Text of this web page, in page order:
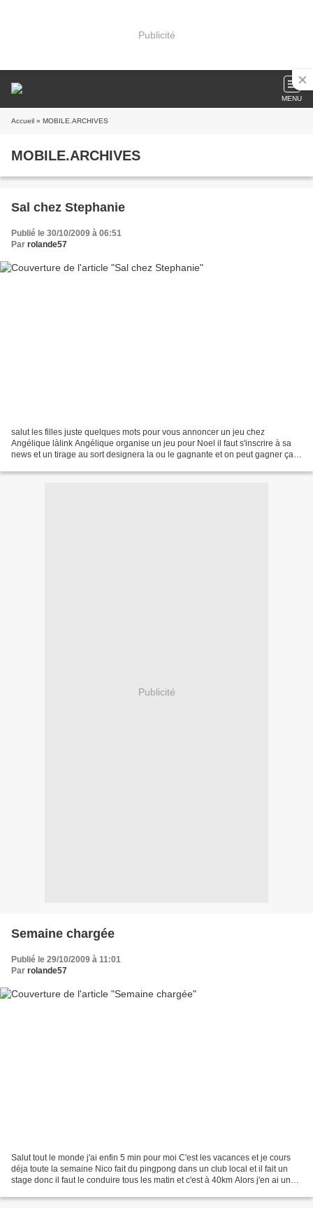
Publicité
MENU
Accueil » MOBILE.ARCHIVES
MOBILE.ARCHIVES
Sal chez Stephanie
Publié le 30/10/2009 à 06:51
Par rolande57
salut les filles juste quelques mots pour vous annoncer un jeu chez
Angélique làlink Angélique organise un jeu pour Noel il faut s'inscrire à sa
news et un tirage au sort designera la ou le gagnante et on peut gagner ça
Publicité
Semaine chargée
Publié le 29/10/2009 à 11:01
Par rolande57
Salut tout le monde j'ai enfin 5 min pour moi C'est les vacances et je cours
déja toute la semaine Nico fait du pingpong dans un club local et il fait un
stage donc il faut le conduire tous les matin et c'est à 40km Alors j'en ai un